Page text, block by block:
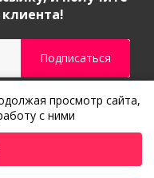
клиента!
просмотр сайта,
с ними